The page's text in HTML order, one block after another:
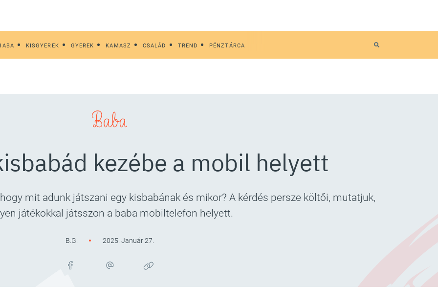
KISGYEREK GYEREK KAMASZ CSALÁD TREND PÉNZTÁRCA
Baba
kezébe a mobil helyett
mit adunk játszani egy kisbabának és mikor? A kérdés persze költői, mutatjuk,
játékokkal játsszon a baba mobiltelefon helyett.
B.G. 2025. Január 27.